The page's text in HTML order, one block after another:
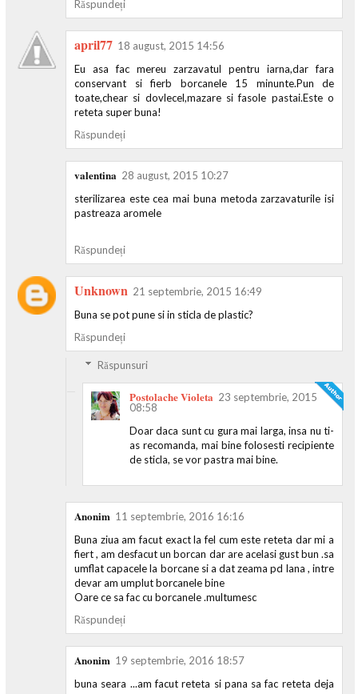
Răspundeți
april77 18 august, 2015 14:56
Eu asa fac mereu zarzavatul pentru iarna,dar fara
conservant si fierb borcanele 15 minunte.Pun de
toate,chear si dovlecel,mazare si fasole pastai.Este o
reteta super buna!
Răspundeți
valentina 28 august, 2015 10:27
sterilizarea este cea mai buna metoda zarzavaturile isi
pastreaza aromele
Răspundeți
Unknown 21 septembrie, 2015 16:49
Buna se pot pune si in sticla de plastic?
Răspundeți
Răspunsuri
Postolache Violeta 23 septembrie, 2015
08:58
Doar daca sunt cu gura mai larga, insa nu ti-
as recomanda, mai bine folosesti recipiente
de sticla, se vor pastra mai bine.
Anonim 11 septembrie, 2016 16:16
Buna ziua am facut exact la fel cum este reteta dar mi a
fiert , am desfacut un borcan dar are acelasi gust bun .sa
umflat capacele la borcane si a dat zeama pd lana , intre
devar am umplut borcanele bine
Oare ce sa fac cu borcanele .multumesc
Răspundeți
Anonim 19 septembrie, 2016 18:57
buna seara ...am facut reteta si pana sa fac reteta deja